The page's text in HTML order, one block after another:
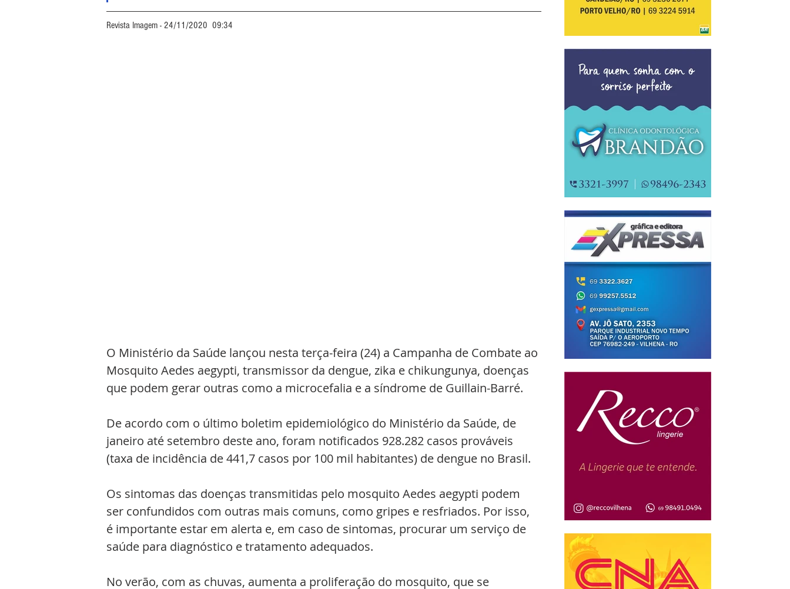
Revista Imagem - 24/11/2020  09:34
O Ministério da Saúde lançou nesta terça-feira (24) a Campanha de Combate ao
Mosquito Aedes aegypti, transmissor da dengue, zika e chikungunya, doenças
que podem gerar outras como a microcefalia e a síndrome de Guillain-Barré.
De acordo com o último boletim epidemiológico do Ministério da Saúde, de
janeiro até setembro deste ano, foram notificados 928.282 casos prováveis
(taxa de incidência de 441,7 casos por 100 mil habitantes) de dengue no Brasil.
Os sintomas das doenças transmitidas pelo mosquito Aedes aegypti podem
ser confundidos com outras mais comuns, como gripes e resfriados. Por isso,
é importante estar em alerta e, em caso de sintomas, procurar um serviço de
saúde para diagnóstico e tratamento adequados.
No verão, com as chuvas, aumenta a proliferação do mosquito, que se